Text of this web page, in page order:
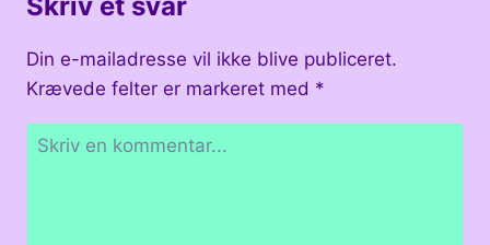
Din e-mailadresse vil ikke blive publiceret.
Krævede felter er markeret med *